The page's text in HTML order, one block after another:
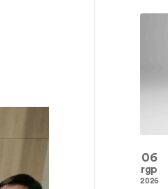
06
rgp
2026